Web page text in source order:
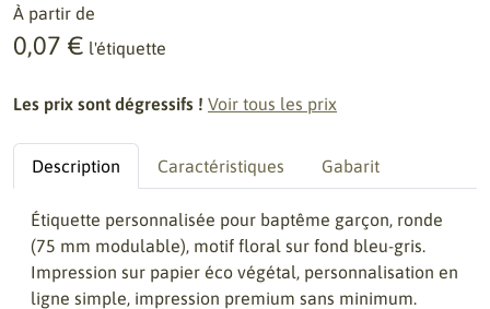
À partir de
0,07 € l'étiquette
Les prix sont dégressifs ! Voir tous les prix
Description Caractéristiques Gabarit
Étiquette personnalisée pour baptême garçon, ronde
(75 mm modulable), motif floral sur fond bleu-gris.
Impression sur papier éco végétal, personnalisation en
ligne simple, impression premium sans minimum.